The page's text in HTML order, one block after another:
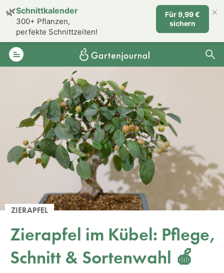
ZIERAPFEL
Zierapfel im Kübel: Pflege,
Schnitt & Sortenwahl 🍎
🌿Schnittkalender
300+ Pflanzen,
perfekte Schnittzeiten!
Für 9,99 €
sichern
×